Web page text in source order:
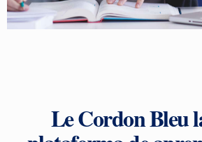
Le Cordon Bleu